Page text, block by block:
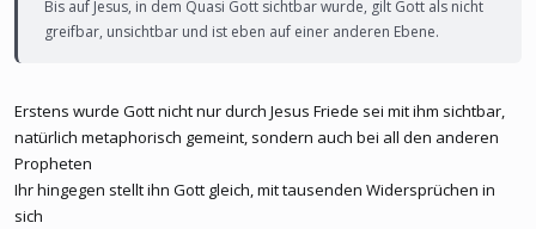
Bis auf Jesus, in dem Quasi Gott sichtbar wurde, gilt Gott als nicht
greifbar, unsichtbar und ist eben auf einer anderen Ebene.
Erstens wurde Gott nicht nur durch Jesus Friede sei mit ihm sichtbar,
natürlich metaphorisch gemeint, sondern auch bei all den anderen
Propheten
Ihr hingegen stellt ihn Gott gleich, mit tausenden Widersprüchen in
sich